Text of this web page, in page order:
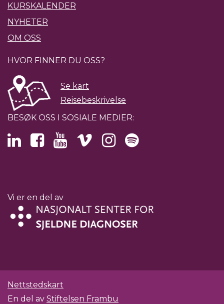
KURSKALENDER
NYHETER
OM OSS
HVOR FINNER DU OSS?
Se kart
Reisebeskrivelse
BESØK OSS I SOSIALE MEDIER:
Vi er en del av
Nettstedskart
En del av Stiftelsen Frambu